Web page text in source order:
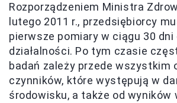
Rozporządzeniem Ministra
lutego 2011 r., przedsiębiorcy
pierwsze pomiary w ciągu 30
działalności. Po tym czasie
badań zależy przede wszystkim
czynników, które występują w
środowisku, a także od wyników